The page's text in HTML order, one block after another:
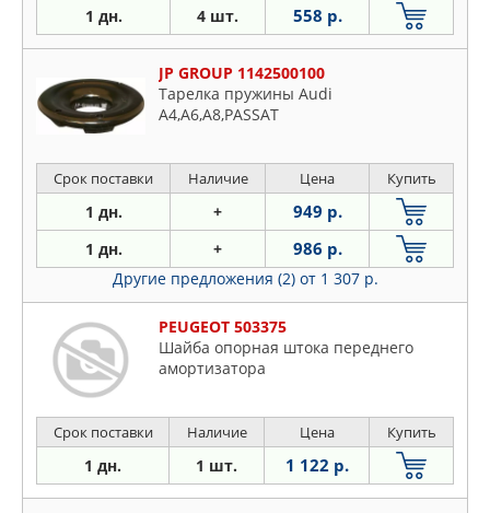
1 дн. 4 шт. 558 р.
JP GROUP 1142500100
Тарелка пружины Audi
A4,A6,A8,PASSAT
Срок поставки Наличие Цена Купить
1 дн. + 949 р.
1 дн. + 986 р.
Другие предложения (2) от 1 307 р.
PEUGEOT 503375
Шайба опорная штока переднего
амортизатора
Срок поставки Наличие Цена Купить
1 дн. 1 шт. 1 122 р.